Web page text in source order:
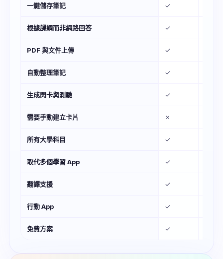
一鍵儲存筆記 ✓
根據課綱而非網路回答 ✓
PDF 與文件上傳 ✓
自動整理筆記 ✓
生成閃卡與測驗 ✓
需要手動建立卡片 ✗
所有大學科目 ✓
取代多個學習 App ✓
翻譯支援 ✓
行動 App ✓
免費方案 ✓